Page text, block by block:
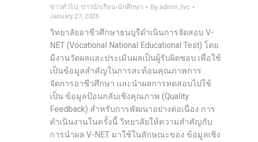
ข่าวทั่วไป, ข่าวนักเรียน-นักศึกษา By admin_tvc
January 27, 2026
วิทยาลัยอาชีวศึกษาธนบุรีดำเนินการจัดสอบ V-
NET (Vocational National Educational Test) โดย
มีงานวัดผลและประเมินผลเป็นผู้รับผิดชอบ เพื่อใช้
เป็นข้อมูลสำคัญในการสะท้อนคุณภาพการ
จัดการอาชีวศึกษา และนำผลการทดสอบไปใช้
เป็น ข้อมูลป้อนกลับเชิงคุณภาพ (Quality
Feedback) สำหรับการพัฒนาอย่างต่อเนื่อง การ
ดำเนินงานในครั้งนี้ วิทยาลัยให้ความสำคัญกับ
การนำผล V-NET มาใช้ในลักษณะของ ข้อมูลเชิง